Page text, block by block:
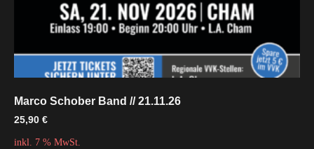
Marco Schober Band // 21.11.26
25,90 €
inkl. 7 % MwSt.